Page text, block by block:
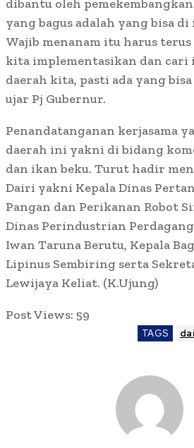
dibantu oleh
yang bagus adalah yang bisa
Wajib menanam itu harus
kita implementasikan dan cari
daerah kita, pasti ada yang
ujar Pj Gubernur.
Penandatanganan kerjasama
daerah ini yakni di bidang
dan ikan beku. Turut hadir
Dairi yakni Kepala Dinas
Pangan dan Perikanan Robot
Dinas Perindustrian
Iwan Taruna Berutu, Kepala
Lipinus Sembiring serta
Lewijaya Keliat. (K.Ujung)
Post Views: 59
TAGS